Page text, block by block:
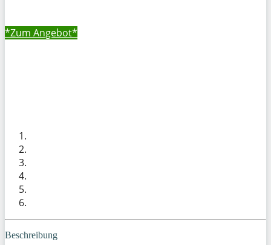
*Zum Angebot*
Beschreibung